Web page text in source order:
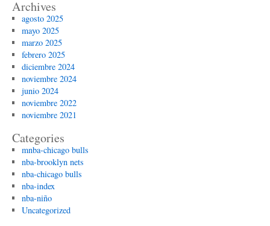
Archives
agosto 2025
mayo 2025
marzo 2025
febrero 2025
diciembre 2024
noviembre 2024
junio 2024
noviembre 2022
noviembre 2021
Categories
mnba-chicago bulls
nba-brooklyn nets
nba-chicago bulls
nba-index
nba-niño
Uncategorized